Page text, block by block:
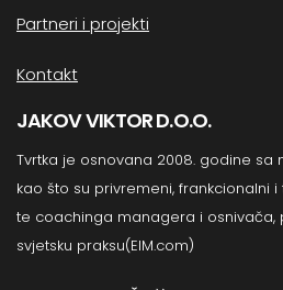
Partneri i projekti
Kontakt
JAKOV VIKTOR D.O.O.
Tvrtka je osnovana 2008. godine sa
kao što su privremeni, frankcionalni
te coachinga managera i osnivača,
svjetsku praksu(EIM.com)